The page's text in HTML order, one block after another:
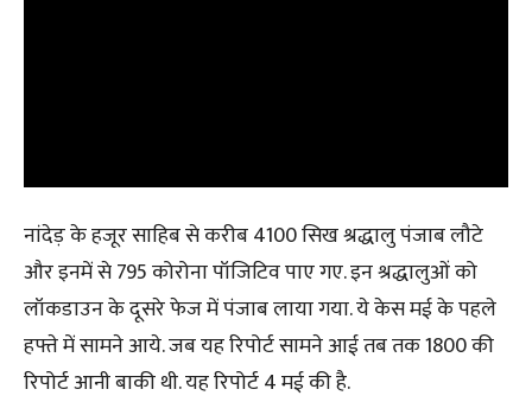
नांदेड़ के हजूर साहिब से करीब 4100 सिख श्रद्धालु पंजाब लौटे
और इनमें से 795 कोरोना पॉजिटिव पाए गए. इन श्रद्धालुओं को
लॉकडाउन के दूसरे फेज में पंजाब लाया गया. ये केस मई के पहले
हफ्ते में सामने आये. जब यह रिपोर्ट सामने आई तब तक 1800 की
रिपोर्ट आनी बाकी थी. यह रिपोर्ट 4 मई की है.